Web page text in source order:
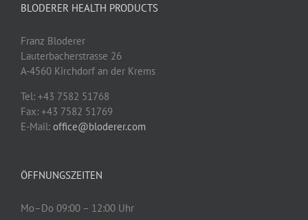
BLODERER HEALTH PRODUCTS
Franz Bloderer
Lauterbacherstrasse 26
A-4560 Kirchdorf an der Krems
Tel: +43 7582 51768
Fax: +43 7582 51769
E-Mail: office@bloderer.com
ÖFFNUNGSZEITEN
Mo–Do 09:00 – 12:00 Uhr